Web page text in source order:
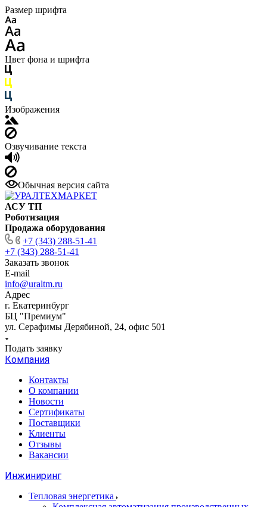
Размер шрифта
Цвет фона и шрифта
Изображения
Озвучивание текста
Обычная версия сайта
АСУ ТП
Роботизация
Продажа оборудования
+7 (343) 288-51-41
+7 (343) 288-51-41
Заказать звонок
E-mail
info@uraltm.ru
Адрес
г. Екатеринбург
БЦ "Премиум"
ул. Серафимы Дерябиной, 24, офис 501
Подать заявку
Компания
Контакты
О компании
Новости
Сертификаты
Поставщики
Клиенты
Отзывы
Вакансии
Инжиниринг
Тепловая энергетика